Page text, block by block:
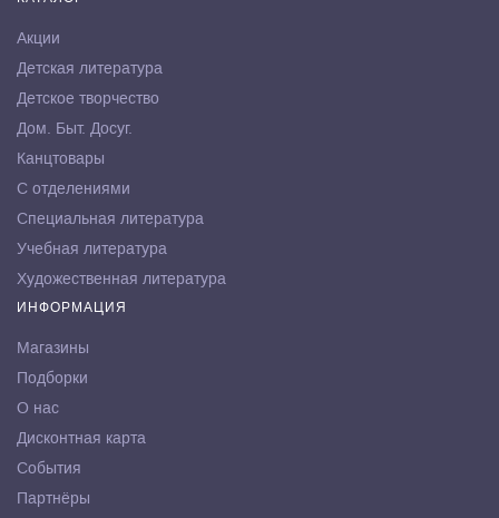
Акции
Детская литература
Детское творчество
Дом. Быт. Досуг.
Канцтовары
С отделениями
Специальная литература
Учебная литература
Художественная литература
ИНФОРМАЦИЯ
Магазины
Подборки
О нас
Дисконтная карта
События
Партнёры